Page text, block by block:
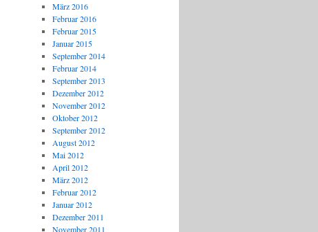
März 2016
Februar 2016
Februar 2015
Januar 2015
September 2014
Februar 2014
September 2013
Dezember 2012
November 2012
Oktober 2012
September 2012
August 2012
Mai 2012
April 2012
März 2012
Februar 2012
Januar 2012
Dezember 2011
November 2011